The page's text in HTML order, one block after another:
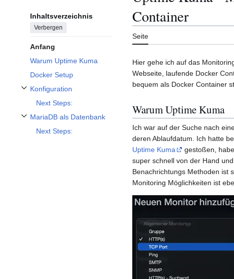
Inhaltsverzeichnis
Verbergen
Anfang
Warum Uptime Kuma
Docker Setup
Konfiguration
Unterabschnitt Konfiguration umschalten
Next Steps:
MariaDB als Datenbank
Unterabschnitt MariaDB als Datenbank umschalten
Next Steps:
Container
Seite
Hier gehe ich auf das
Webseite, laufende Docker
bequem als Docker Container
Warum Uptime Kuma
Ich war auf der Suche nach
deren Ablaufdatum. Ich hatte
Uptime Kuma
gestoßen,
super schnell von der Hand
Benachrichtungs Methoden ist
Monitoring Möglichkeiten ist